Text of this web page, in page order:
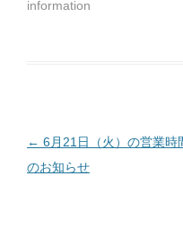
だ
さ
で
開
ま
す
information
投
稿
← 6月21日（火）の営業時
のお知らせ